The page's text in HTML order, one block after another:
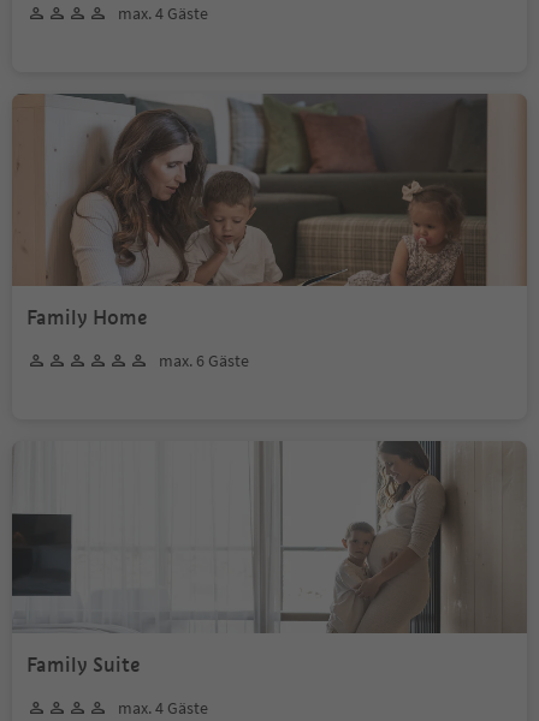
max. 4 Gäste
Family Home
max. 6 Gäste
Family Suite
max. 4 Gäste